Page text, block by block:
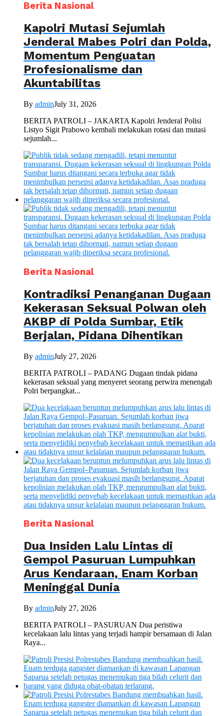
Berita Nasional
Kapolri Mutasi Sejumlah
Jenderal Mabes Polri dan Polda,
Momentum Penguatan
Profesionalisme dan
Akuntabilitas
By adminJuly 31, 2026
BERITA PATROLI – JAKARTA Kapolri Jenderal Polisi
Listyo Sigit Prabowo kembali melakukan rotasi dan mutasi
sejumlah...
Berita Nasional
Kontradiksi Penanganan Dugaan
Kekerasan Seksual Polwan oleh
AKBP di Polda Sumbar, Etik
Berjalan, Pidana Dihentikan
By adminJuly 27, 2026
BERITA PATROLI – PADANG Dugaan tindak pidana
kekerasan seksual yang menyeret seorang perwira menengah
Polri berpangkat...
Berita Nasional
Dua Insiden Lalu Lintas di
Gempol Pasuruan Lumpuhkan
Arus Kendaraan, Enam Korban
Meninggal Dunia
By adminJuly 27, 2026
BERITA PATROLI – PASURUAN Dua peristiwa
kecelakaan lalu lintas yang terjadi hampir bersamaan di Jalan
Raya...